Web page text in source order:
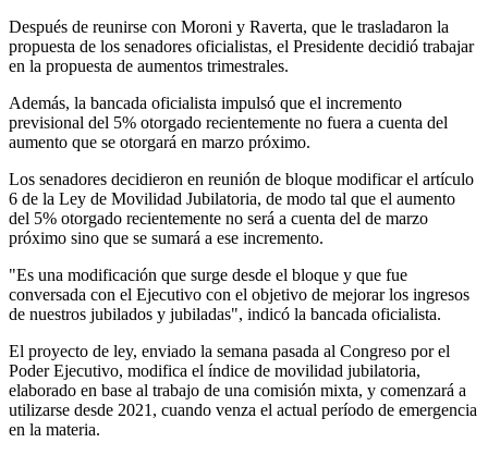
Después de reunirse con Moroni y Raverta, que le trasladaron la
propuesta de los senadores oficialistas, el Presidente decidió trabajar
en la propuesta de aumentos trimestrales.
Además, la bancada oficialista impulsó que el incremento
previsional del 5% otorgado recientemente no fuera a cuenta del
aumento que se otorgará en marzo próximo.
Los senadores decidieron en reunión de bloque modificar el artículo
6 de la Ley de Movilidad Jubilatoria, de modo tal que el aumento
del 5% otorgado recientemente no será a cuenta del de marzo
próximo sino que se sumará a ese incremento.
"Es una modificación que surge desde el bloque y que fue
conversada con el Ejecutivo con el objetivo de mejorar los ingresos
de nuestros jubilados y jubiladas", indicó la bancada oficialista.
El proyecto de ley, enviado la semana pasada al Congreso por el
Poder Ejecutivo, modifica el índice de movilidad jubilatoria,
elaborado en base al trabajo de una comisión mixta, y comenzará a
utilizarse desde 2021, cuando venza el actual período de emergencia
en la materia.